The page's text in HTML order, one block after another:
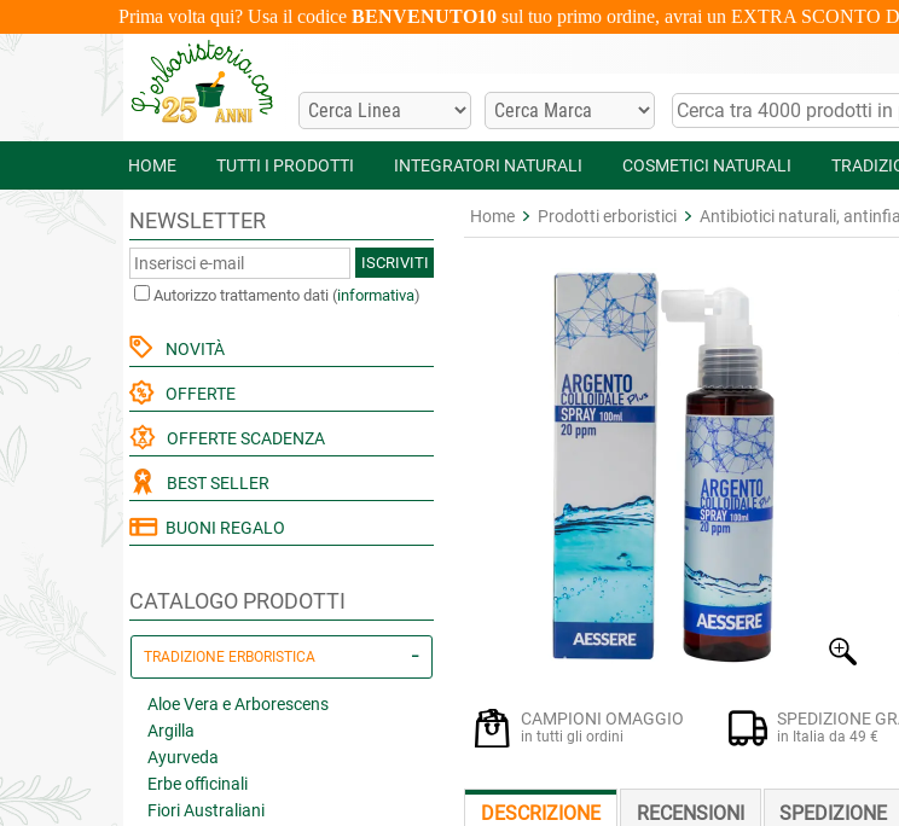
Prima volta qui? Usa il codice BENVENUTO10sul tuo primo ordine, avrai un EXTRA SCONTO
HOME TUTTI I PRODOTTI INTEGRATORI NATURALI COSMETICI NATURALI
NEWSLETTER
ISCRIVITI
Autorizzo trattamento dati (informativa)
NOVITÀ
OFFERTE
OFFERTE SCADENZA
BEST SELLER
BUONI REGALO
CATALOGO PRODOTTI
TRADIZIONE ERBORISTICA
Aloe Vera e Arborescens
Argilla
Ayurveda
Erbe officinali
Fiori Australiani
Home Prodotti erboristici Antibiotici naturali,
CAMPIONI OMAGGIO
in tutti gli ordini
SPEDIZIONE
in Italia da 49 €
DESCRIZIONE RECENSIONI SPEDIZIONE